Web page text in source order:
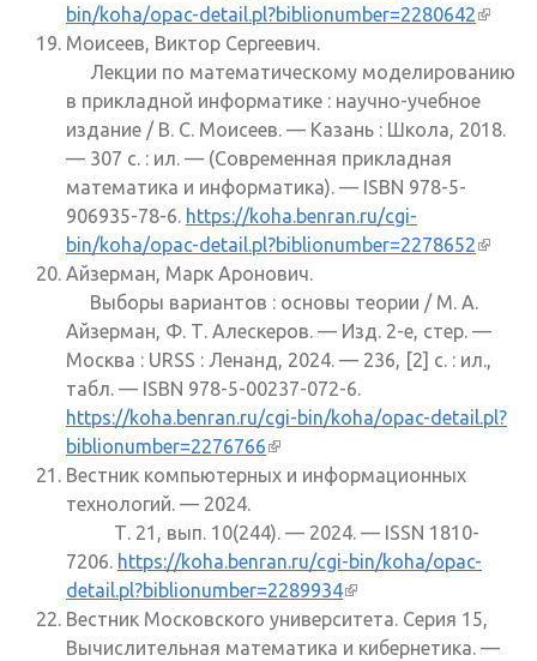
bin/koha/opac-detail.pl?biblionumber=2280642
Моисеев, Виктор Сергеевич.
Лекции по математическому моделированию
в прикладной информатике : научно-учебное
издание / В. С. Моисеев. — Казань : Школа, 2018.
— 307 с. : ил. — (Современная прикладная
математика и информатика). — ISBN 978-5-
906935-78-6. https://koha.benran.ru/cgi-
bin/koha/opac-detail.pl?biblionumber=2278652
Айзерман, Марк Аронович.
Выборы вариантов : основы теории / М. А.
Айзерман, Ф. Т. Алескеров. — Изд. 2-е, стер. —
Москва : URSS : Ленанд, 2024. — 236, [2] с. : ил.,
табл. — ISBN 978-5-00237-072-6.
https://koha.benran.ru/cgi-bin/koha/opac-detail.pl?
biblionumber=2276766(внешняя ссылка)
Вестник компьютерных и информационных
технологий. — 2024.
Т. 21, вып. 10(244). — 2024. — ISSN 1810-
7206. https://koha.benran.ru/cgi-bin/koha/opac-
detail.pl?biblionumber=2289934(внешняя ссылка)
Вестник Московского университета. Серия 15,
Вычислительная математика и кибернетика. —